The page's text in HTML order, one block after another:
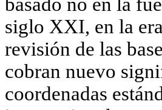
siglo XXI, en la
revisión de las
cobran nuevo
coordenadas